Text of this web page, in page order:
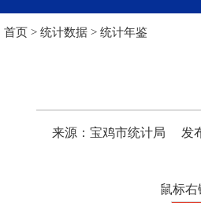
首页 > 统计数据 > 统计年鉴
来源：宝鸡市统计局 发
鼠标